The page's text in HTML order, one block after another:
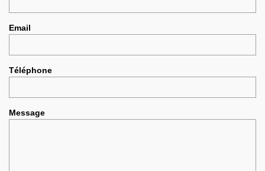
Email
Téléphone
Message